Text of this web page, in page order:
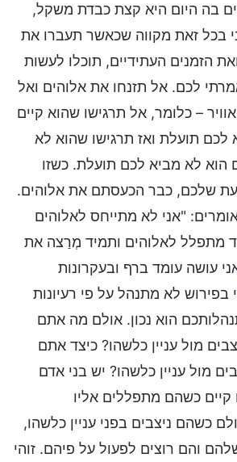
בה היום היא קצת כבדת משקל,
בכל זאת מקווה שכאשר תעברו את
הזמנים העתידיים, תוכלו לעשות
לכם. אל תזנחו את אלוהים ואל
– כלומר, אל תרגישו שהוא קיים
לכם תועלת ואז תרגישו שהוא לא
הוא לא מביא לכם תועלת. כשזו
שלכם, כבר הכעסתם את אלוהים.
"אני לא מתייחס לאלוהים
מתפלל לאלוהים ותמיד מְרַצה את
עושה עומד ברף ובעקרונות
בפירוש לא מתנהל על פי רעיונות
הוא נכון. אולם מה אתם
מול עניין כלשהו? כיצד אתם
מול עניין כלשהו? יש בני אדם
כשהם מתפללים אליו
כשהם ניצבים בפני עניין כלשהו,
והם רוצים לפעול על פיהם. זוהי